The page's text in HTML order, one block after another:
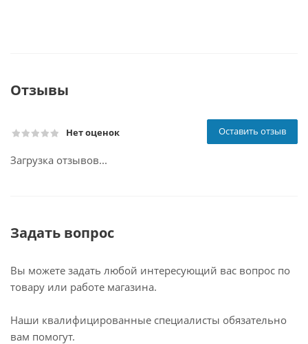
Отзывы
Нет оценок Оставить отзыв
Загрузка отзывов...
Задать вопрос
Вы можете задать любой интересующий вас вопрос по
товару или работе магазина.
Наши квалифицированные специалисты обязательно
вам помогут.